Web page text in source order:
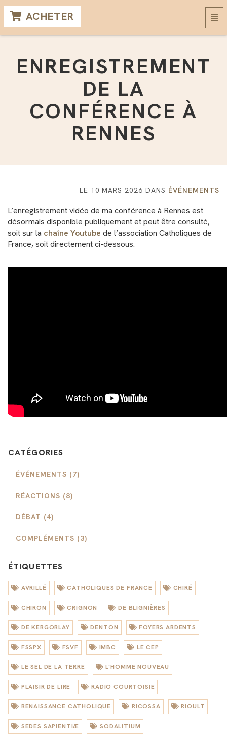
ACHETER
la
ENREGISTREMENT
DE LA
CONFÉRENCE À
RENNES
LE 10 MARS 2026 DANS ÉVÉNEMENTS
L’enregistrement vidéo de ma conférence à Rennes est
désormais disponible publiquement et peut être consulté,
soit sur la chaîne Youtube de l’association Catholiques de
France, soit directement ci-dessous.
CATÉGORIES
ÉVÉNEMENTS (7)
RÉACTIONS (8)
DÉBAT (4)
COMPLÉMENTS (3)
ÉTIQUETTES
AVRILLÉ CATHOLIQUES DE FRANCE CHIRÉ
CHIRON CRIGNON DE BLIGNIÈRES
DE KERGORLAY DENTON FOYERS ARDENTS
FSSPX FSVF IMBC LE CEP
LE SEL DE LA TERRE L’HOMME NOUVEAU
PLAISIR DE LIRE RADIO COURTOISIE
RENAISSANCE CATHOLIQUE RICOSSA RIOULT
SEDES SAPIENTIÆ SODALITIUM